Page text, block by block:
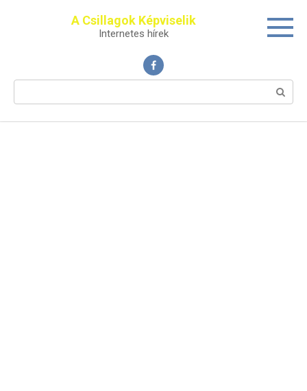
A Csillagok Képviselik
Internetes hírek
Поиск: